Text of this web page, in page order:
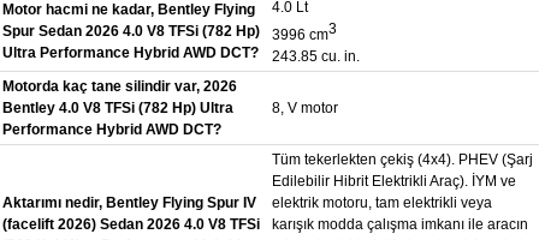
Motor hacmi ne kadar, Bentley Flying
Spur Sedan 2026 4.0 V8 TFSi (782 Hp)
Ultra Performance Hybrid AWD DCT?
4.0 Lt
3996 cm3
243.85 cu. in.
Motorda kaç tane silindir var, 2026
Bentley 4.0 V8 TFSi (782 Hp) Ultra
Performance Hybrid AWD DCT?
8, V motor
Aktarımı nedir, Bentley Flying Spur IV
(facelift 2026) Sedan 2026 4.0 V8 TFSi
Tüm tekerlekten çekiş (4x4). PHEV (Şarj
Edilebilir Hibrit Elektrikli Araç). İYM ve
elektrik motoru, tam elektrikli veya
karışık modda çalışma imkanı ile aracın